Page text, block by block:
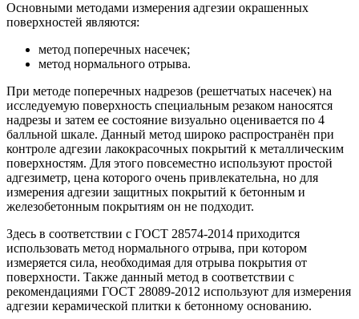
Основными методами измерения адгезии окрашенных
поверхностей являются:
метод поперечных насечек;
метод нормального отрыва.
При методе поперечных надрезов (решетчатых насечек) на
исследуемую поверхность специальным резаком наносятся
надрезы и затем ее состояние визуально оценивается по 4
балльной шкале. Данный метод широко распространён при
контроле адгезии лакокрасочных покрытий к металлическим
поверхностям. Для этого повсеместно используют простой
адгезиметр, цена которого очень привлекательна, но для
измерения адгезии защитных покрытий к бетонным и
железобетонным покрытиям он не подходит.
Здесь в соответствии с ГОСТ 28574-2014 приходится
использовать метод нормального отрыва, при котором
измеряется сила, необходимая для отрыва покрытия от
поверхности. Также данный метод в соответствии с
рекомендациями ГОСТ 28089-2012 используют для измерения
адгезии керамической плитки к бетонному основанию.